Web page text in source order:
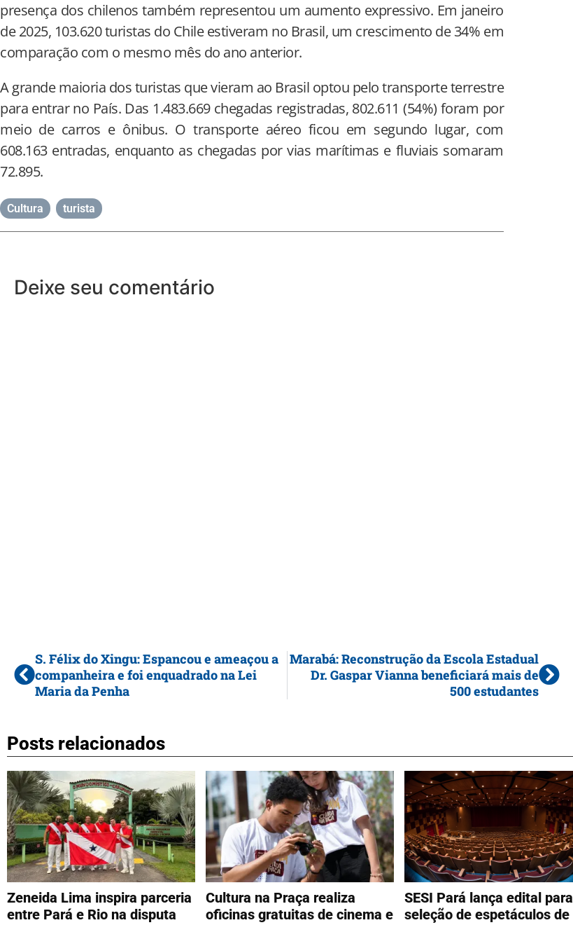
presença dos chilenos também representou um aumento expressivo. Em janeiro
de 2025, 103.620 turistas do Chile estiveram no Brasil, um crescimento de 34% em
comparação com o mesmo mês do ano anterior.
A grande maioria dos turistas que vieram ao Brasil optou pelo transporte terrestre
para entrar no País. Das 1.483.669 chegadas registradas, 802.611 (54%) foram por
meio de carros e ônibus. O transporte aéreo ficou em segundo lugar, com
608.163 entradas, enquanto as chegadas por vias marítimas e fluviais somaram
72.895.
Cultura turista
Deixe seu comentário
S. Félix do Xingu: Espancou e ameaçou a
companheira e foi enquadrado na Lei
Maria da Penha
Marabá: Reconstrução da Escola Estadual
Dr. Gaspar Vianna beneficiará mais de
500 estudantes
Posts relacionados
Zeneida Lima inspira parceria
entre Pará e Rio na disputa
Cultura na Praça realiza
oficinas gratuitas de cinema e
SESI Pará lança edital para
seleção de espetáculos de